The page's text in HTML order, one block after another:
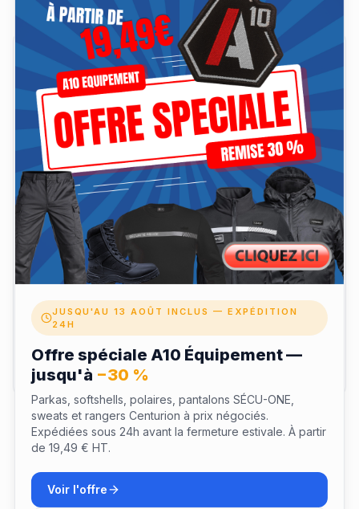
Avis clients
Laisser un avis
Votre nom
Note
Envoyer mon avis
JUSQU'AU 13 AOÛT INCLUS — EXPÉDITION
24H
Offre spéciale A10 Équipement —
jusqu'à −30 %
Parkas, softshells, polaires, pantalons SÉCU-ONE,
sweats et rangers Centurion à prix négociés.
Expédiées sous 24h avant la fermeture estivale. À partir
de 19,49 € HT.
Voir l'offre